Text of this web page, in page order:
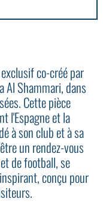
co-créé par
Al Shammari, dans
Cette pièce
l'Espagne et la
à son club et à sa
un rendez-vous
de football, se
conçu pour